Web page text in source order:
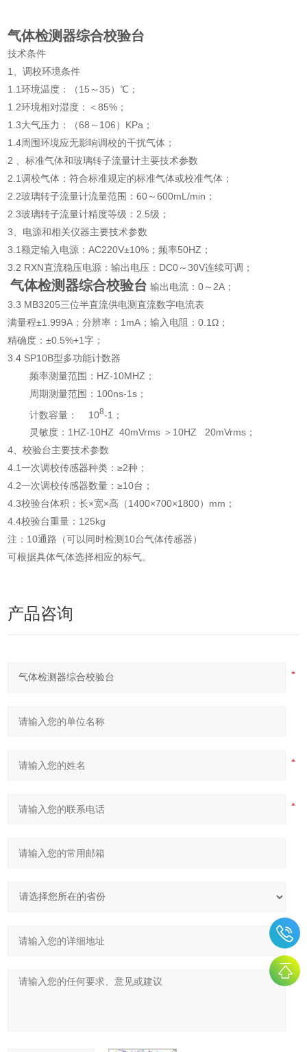
气体检测器综合校验台
技术条件
1、调校环境条件
1.1环境温度：（15 ～35）℃；
1.2环境相对湿度：＜85% ；
1.3大气压力：（68 ～ 106） KPa ；
1.4周围环境应无影响调校的干扰气体；
2 、标准气体和玻璃转子流量计主要技术参数
2.1调校气体：符合标准规定的标准气体或校准气体；
2.2玻璃转子流量计流量范围：60～600mL/min ；
2.3玻璃转子流量计精度等级： 2.5级；
3、 电源和相关仪器主要技术参数
3.1额定输入电源：AC220V±10% ；频率50HZ ；
3.2 RXN直流稳压电源：输出电压： DC0～30V连续可调；
气体检测器综合校验台 输出电流：0～ 2A ；
3.3 MB3205三位半直流供电测直流数字电流表
满量程±1.999A ；分辨率： 1mA ；输入电阻：0.1Ω；
精确度：±0.5%+1字；
3.4 SP10B型多功能计数器
频率测量范围： HZ-10MHZ ；
周期测量范围： 100ns-1s ；
计数容量：
108-1 ；
灵敏度： 1HZ-10HZ 40mVrms ＞ 10HZ 20mVrms ；
4、校验台主要技术参数
4.1一次调校传感器种类：≥2种；
4.2一次调校传感器数量：≥10台；
4.3校验台体积：长×宽×高（1400×700×1800） mm ；
4.4校验台重量： 125kg
注：10通路（可以同时检测10台气体传感器）
可根据具体气体选择相应的标气。
产品咨询